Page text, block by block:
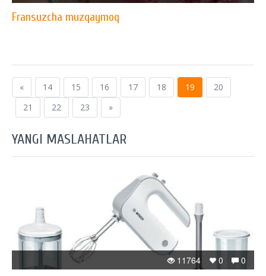
Fransuzcha muzqaymoq
« 14 15 16 17 18 19
20
21
22 23 »
YANGI MASLAHATLAR
0
0
11764